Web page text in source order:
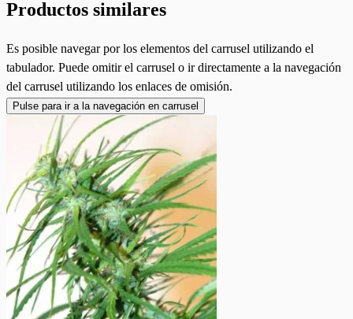
Productos similares
Es posible navegar por los elementos del carrusel utilizando el
tabulador. Puede omitir el carrusel o ir directamente a la navegación
del carrusel utilizando los enlaces de omisión.
Pulse para ir a la navegación en carrusel